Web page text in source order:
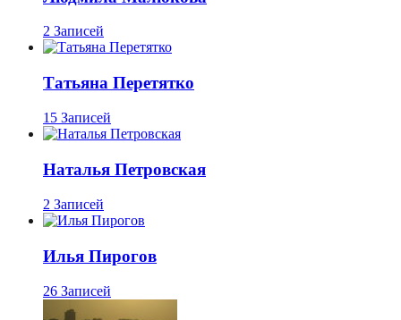
2 Записей
Татьяна Перетятко
15 Записей
Наталья Петровская
2 Записей
Илья Пирогов
26 Записей